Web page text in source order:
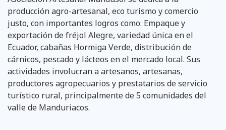
producción agro-artesanal, eco turismo y comercio
justo, con importantes logros como: Empaque y
exportación de fréjol Alegre, variedad única en el
Ecuador, cabañas Hormiga Verde, distribución de
cárnicos, pescado y lácteos en el mercado local. Sus
actividades involucran a artesanos, artesanas,
productores agropecuarios y prestatarios de servicio
turístico rural, principalmente de 5 comunidades del
valle de Manduriacos.